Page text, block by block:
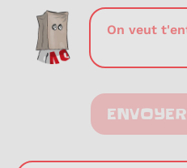
ENVOYER